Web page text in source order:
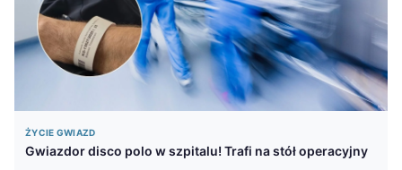
ŻYCIE GWIAZD
Gwiazdor disco polo w szpitalu! Trafi na stół operacyjny